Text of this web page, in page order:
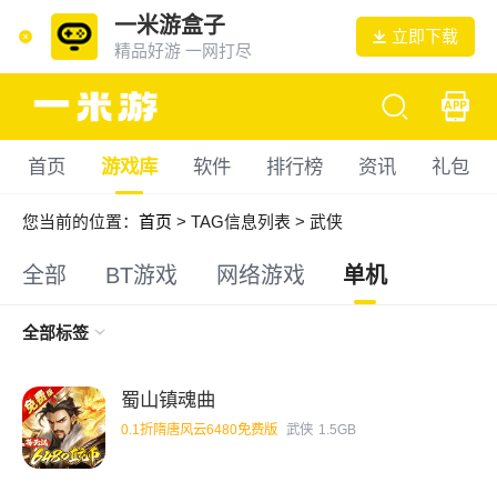
一米游盒子
精品好游 一网打尽
立即下载
首页 游戏库 软件 排行榜 资讯 礼包
您当前的位置： 首页 > TAG信息列表 > 武侠
全部 BT游戏 网络游戏 单机
全部标签
蜀山镇魂曲
0.1折隋唐风云6480免费版 武侠 1.5GB